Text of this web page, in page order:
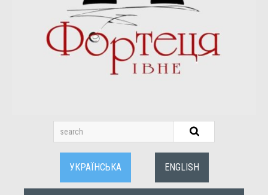
УКРАЇНСЬКА ENGLISH